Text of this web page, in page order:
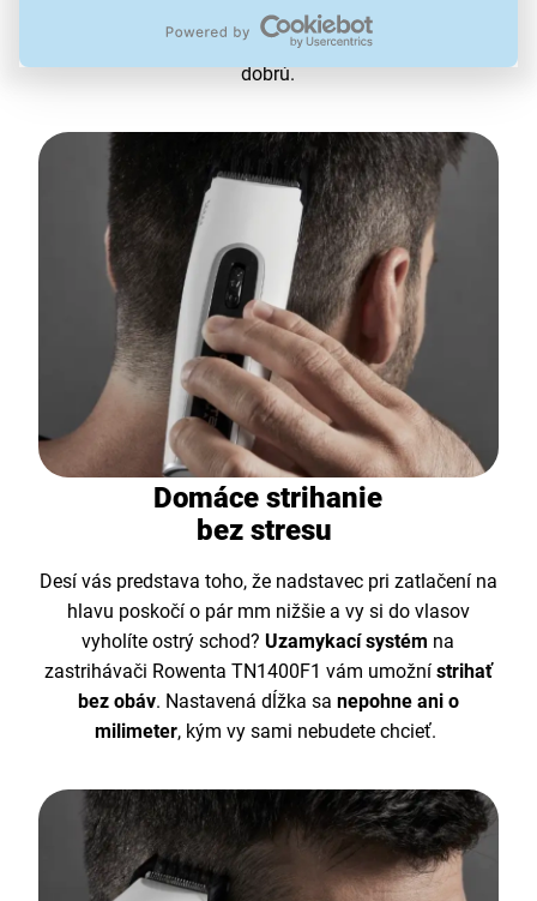
. Vďaka samoostriacej technológii
nemusíte nič riešiť, len si užívať precízny strih na prvú
dobrú.
Domáce strihanie
bez stresu
Desí vás predstava toho, že nadstavec pri zatlačení na
hlavu poskočí o pár mm nižšie a vy si do vlasov
vyholíte ostrý schod?Uzamykací systém na
zastrihávači Rowenta TN1400F1 vám umožní strihať
bez obáv. Nastavená dĺžka sa nepohne ani o
milimeter, kým vy sami nebudete chcieť.